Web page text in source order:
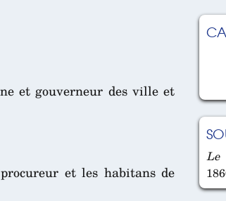
Le
et gouverneur des ville et
et les habitans de